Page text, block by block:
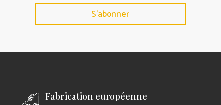
S'abonner
Fabrication européenne